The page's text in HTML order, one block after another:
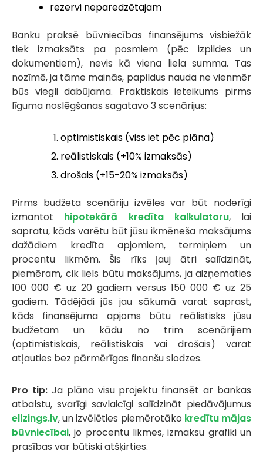
rezervi neparedzētajam
Banku praksē būvniecības finansējums visbiežāk
tiek izmaksāts pa posmiem (pēc izpildes un
dokumentiem), nevis kā viena liela summa. Tas
nozīmē, ja tāme mainās, papildus nauda ne vienmēr
būs viegli dabūjama. Praktiskais ieteikums pirms
līguma noslēgšanas sagatavo 3 scenārijus:
optimistiskais (viss iet pēc plāna)
reālistiskais (+10% izmaksās)
drošais (+15-20% izmaksās)
Pirms budžeta scenāriju izvēles var būt noderīgi
izmantot hipotekārā kredīta kalkulatoru, lai
sapratu, kāds varētu būt jūsu ikmēneša maksājums
dažādiem kredīta apjomiem, termiņiem un
procentu likmēm. Šis rīks ļauj ātri salīdzināt,
piemēram, cik liels būtu maksājums, ja aizņematies
100 000 € uz 20 gadiem versus 150 000 € uz 25
gadiem. Tādējādi jūs jau sākumā varat saprast,
kāds finansējuma apjoms būtu reālistisks jūsu
budžetam un kādu no trim scenārijiem
(optimistiskais, reālistiskais vai drošais) varat
atļauties bez pārmērīgas finanšu slodzes.
Pro tip: Ja plāno visu projektu finansēt ar bankas
atbalstu, svarīgi savlaicīgi salīdzināt piedāvājumus
elizings.lv, un izvēlēties piemērotāko kredītu mājas
būvniecībai, jo procentu likmes, izmaksu grafiki un
prasības var būtiski atšķirties.